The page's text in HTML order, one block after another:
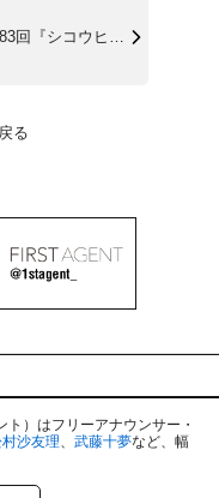
『シコウヒンTVプラス』前編
る
）はフリーアナウンサー・
沙友理、 武藤十夢など、幅